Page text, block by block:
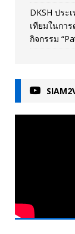
DKSH ประ
เทียมในกา
กิจกรรม